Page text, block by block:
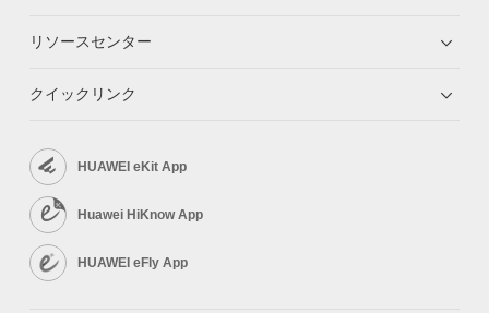
リソースセンター
クイックリンク
HUAWEI eKit App
Huawei HiKnow App
HUAWEI eFly App